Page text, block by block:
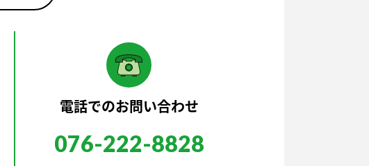
電話でのお問い合わせ
076-222-8828